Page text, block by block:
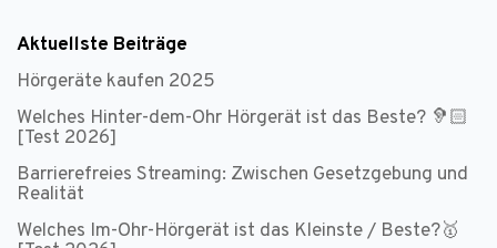
Aktuellste Beiträge
Hörgeräte kaufen 2025
Welches Hinter-dem-Ohr Hörgerät ist das Beste? 🦻🏻
[Test 2026]
Barrierefreies Streaming: Zwischen Gesetzgebung und
Realität
Welches Im-Ohr-Hörgerät ist das Kleinste / Beste?🥇